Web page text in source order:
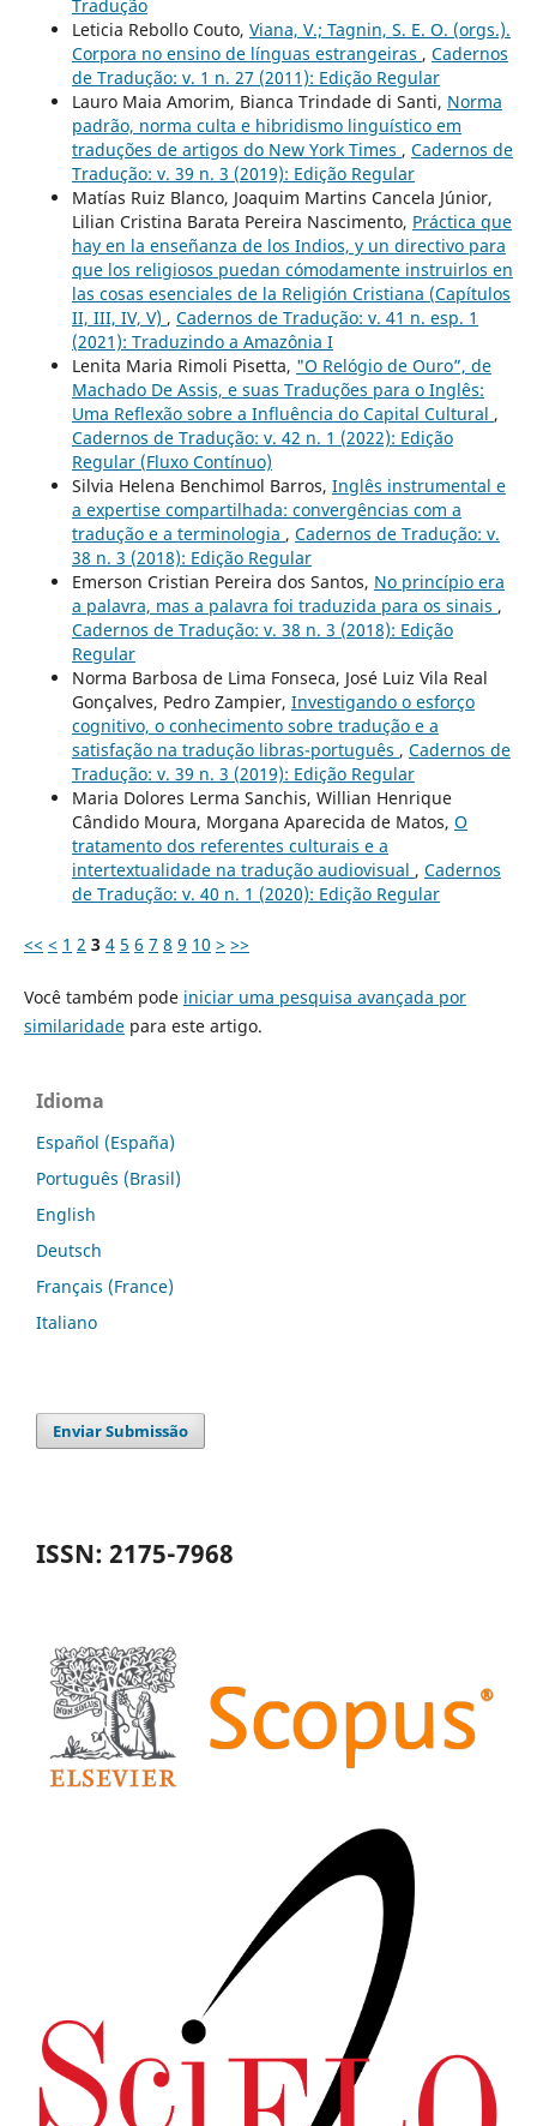
Tradução
Leticia Rebollo Couto, Viana, V.; Tagnin, S. E. O. (orgs.).
Corpora no ensino de línguas estrangeiras , Cadernos
de Tradução: v. 1 n. 27 (2011): Edição Regular
Lauro Maia Amorim, Bianca Trindade di Santi, Norma
padrão, norma culta e hibridismo linguístico em
traduções de artigos do New York Times , Cadernos de
Tradução: v. 39 n. 3 (2019): Edição Regular
Matías Ruiz Blanco, Joaquim Martins Cancela Júnior,
Lilian Cristina Barata Pereira Nascimento, Práctica que
hay en la enseñanza de los Indios, y un directivo para
que los religiosos puedan cómodamente instruirlos en
las cosas esenciales de la Religión Cristiana (Capítulos
II, III, IV, V) , Cadernos de Tradução: v. 41 n. esp. 1
(2021): Traduzindo a Amazônia I
Lenita Maria Rimoli Pisetta, "O Relógio de Ouro”, de
Machado De Assis, e suas Traduções para o Inglês:
Uma Reflexão sobre a Influência do Capital Cultural ,
Cadernos de Tradução: v. 42 n. 1 (2022): Edição
Regular (Fluxo Contínuo)
Silvia Helena Benchimol Barros, Inglês instrumental e
a expertise compartilhada: convergências com a
tradução e a terminologia , Cadernos de Tradução: v.
38 n. 3 (2018): Edição Regular
Emerson Cristian Pereira dos Santos, No princípio era
a palavra, mas a palavra foi traduzida para os sinais ,
Cadernos de Tradução: v. 38 n. 3 (2018): Edição
Regular
Norma Barbosa de Lima Fonseca, José Luiz Vila Real
Gonçalves, Pedro Zampier, Investigando o esforço
cognitivo, o conhecimento sobre tradução e a
satisfação na tradução libras-português , Cadernos de
Tradução: v. 39 n. 3 (2019): Edição Regular
Maria Dolores Lerma Sanchis, Willian Henrique
Cândido Moura, Morgana Aparecida de Matos, O
tratamento dos referentes culturais e a
intertextualidade na tradução audiovisual , Cadernos
de Tradução: v. 40 n. 1 (2020): Edição Regular
<< < 1 2 3 4 5 6 7 8 9 10 > >>
Você também pode iniciar uma pesquisa avançada por
similaridadepara este artigo.
Idioma
Español (España)
Português (Brasil)
English
Deutsch
Français (France)
Italiano
Enviar Submissão
ISSN: 2175-7968